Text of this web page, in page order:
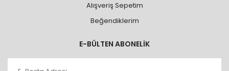
Alışveriş Sepetim
Beğendiklerim
E-BÜLTEN ABONELİK